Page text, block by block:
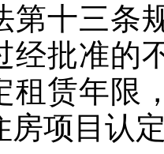
第十三条
经批准的
租赁年限
房项目认